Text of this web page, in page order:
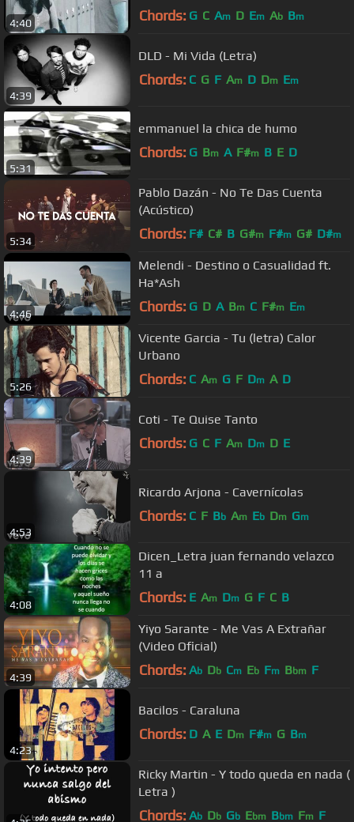
4:40 Chords: G C Am D Em Ab Bm
4:39
DLD - Mi Vida (Letra)
Chords: C G F Am D Dm Em
5:31
emmanuel la chica de humo
Chords: G Bm A F#m B E D
5:34
Pablo Dazán - No Te Das Cuenta
(Acústico)
Chords: F# C# B G#m F#m G# D#m
4:46
Melendi - Destino o Casualidad ft.
Ha*Ash
Chords: G D A Bm C F#m Em
5:26
Vicente Garcia - Tu (letra) Calor
Urbano
Chords: C Am G F Dm A D
4:39
Coti - Te Quise Tanto
Chords: G C F Am Dm D E
4:53
Ricardo Arjona - Cavernícolas
Chords: C F Bb Am Eb Dm Gm
4:08
Dicen_Letra juan fernando velazco
11 a
Chords: E Am Dm G F C B
4:39
Yiyo Sarante - Me Vas A Extrañar
(Video Oficial)
Chords: Ab Db Cm Eb Fm Bbm F
4:23
Bacilos - Caraluna
Chords: D A E Dm F#m G Bm
Ricky Martin - Y todo queda en nada (
Letra )
Chords: Ab Db Gb Ebm Bbm Fm F